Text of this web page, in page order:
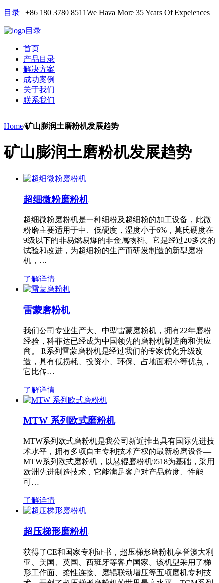
目录 +86 180 3780 8511We Hava More 35 Years Of Expeiences
目录
首页
产品目录
解决方案
成功案例
关于我们
联系我们
Home/矿山膨润土磨粉机发展趋势
矿山膨润土磨粉机发展趋势
超细微粉磨粉机
超细微粉磨粉机是一种细粉及超细粉的加工设备，此微
粉磨主要适用于中、低硬度，湿度小于6%，莫氏硬度在
9级以下的非易燃易爆的非金属物料。它是经过20多次的
试验和改进，为超细粉的生产而研发制造的新型磨粉
机，…
了解详情
雷蒙磨粉机
我们公司专业生产大、中型雷蒙磨粉机，拥有22年磨粉
经验，科菲达已经成为中国领先的磨粉机制造商和供应
商。 R系列雷蒙磨粉机是经过我们的专家优化升级改
造，具有低损耗、投资小、环保、占地面积小等优点，
它比传…
了解详情
MTW 系列欧式磨粉机
MTW系列欧式磨粉机是我公司新近推出具有国际先进技
术水平，拥有多项自主专利技术产权的最新粉磨设备—
MTW系列欧式磨粉机，以悬辊磨粉机9518为基础，采用
欧洲先进制造技术，它能满足客户对产品粒度、性能
可…
了解详情
超压梯形磨粉机
获得了CE和国家专利证书，超压梯形磨粉机享誉澳大利
亚、美国、英国、西班牙等客户国家。该机型采用了梯
形工作面、柔性连接、磨辊联动增压等五项磨机专利技